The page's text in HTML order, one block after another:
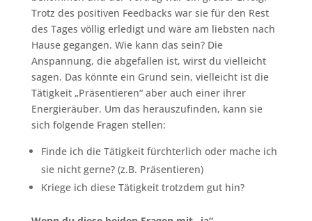
Trotz des positiven Feedbacks war sie für den Rest
des Tages völlig erledigt und wäre am liebsten nach
Hause gegangen. Wie kann das sein? Die
Anspannung, die abgefallen ist, wirst du vielleicht
sagen. Das könnte ein Grund sein, vielleicht ist die
Tätigkeit „Präsentieren“ aber auch einer ihrer
Energieräuber. Um das herauszufinden, kann sie
sich folgende Fragen stellen:
Finde ich die Tätigkeit fürchterlich oder mache ich
sie nicht gerne? (z.B. Präsentieren)
Kriege ich diese Tätigkeit trotzdem gut hin?